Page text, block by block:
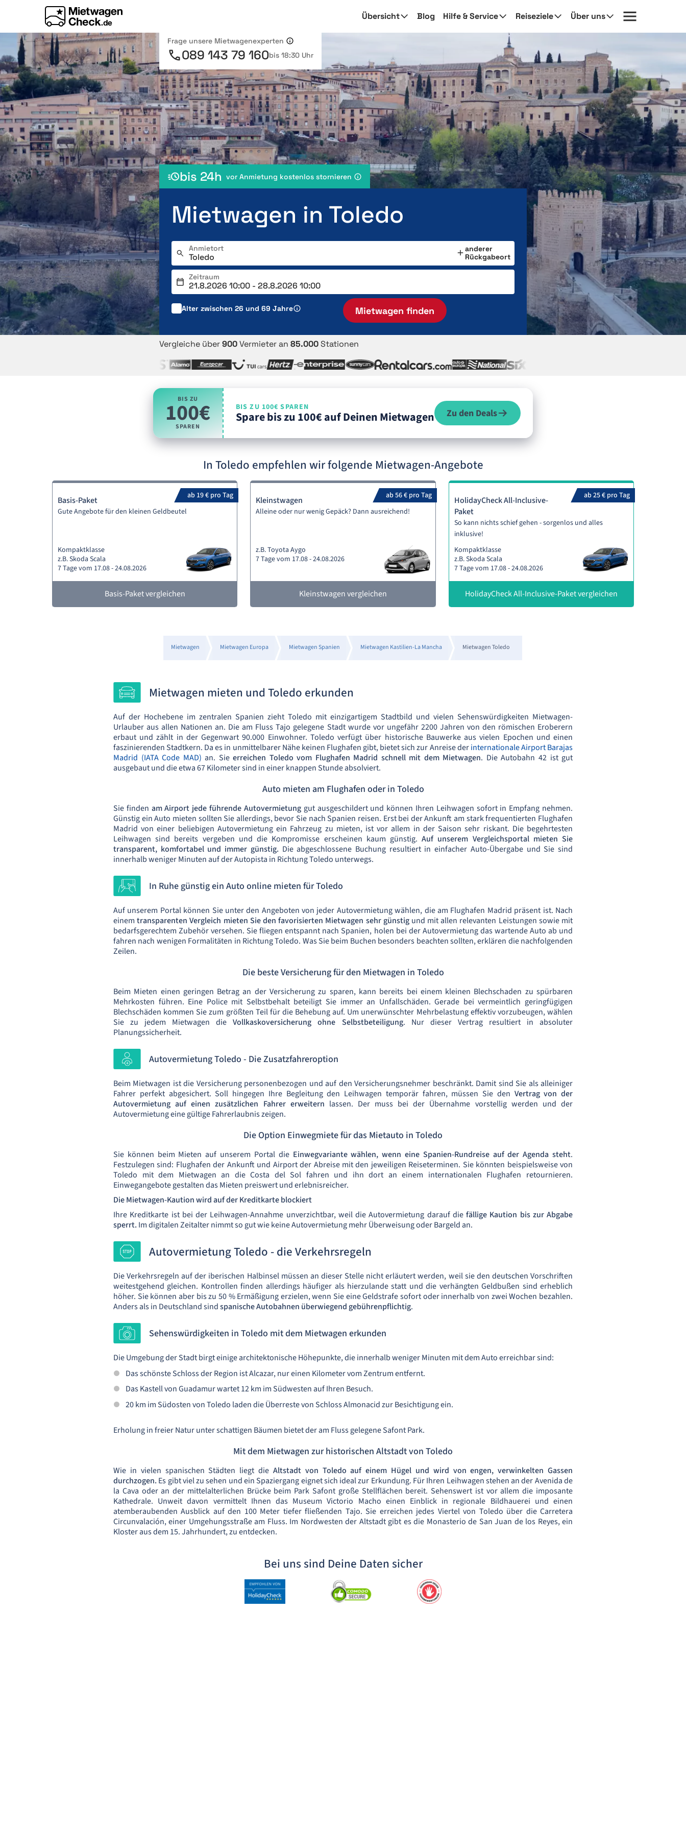
Übersicht Blog Hilfe & Service Reiseziele Über uns
Frage unsere Mietwagenexperten
089 143 79 160bis 18:30 Uhr
bis 24h vor Anmietung kostenlos stornieren
Mietwagen in Toledo
Anmietort
anderer
Rückgabeort
Zeitraum
Alter zwischen 26 und 69 Jahre Mietwagen finden
Vergleiche über900Vermieter an 85.000Stationen
BIS ZU
100€
SPAREN
BIS ZU 100€ SPAREN
Spare bis zu 100€ auf Deinen Mietwagen Zu den Deals
In Toledo empfehlen wir folgende Mietwagen-Angebote
ab 19 € pro Tag
Basis-Paket
Gute Angebote für den kleinen Geldbeutel
Kompaktklasse
z.B. Skoda Scala
7 Tage vom 17.08 - 24.08.2026
Basis-Paket vergleichen
ab 56 € pro Tag
Kleinstwagen
Alleine oder nur wenig Gepäck? Dann ausreichend!
z.B. Toyota Aygo
7 Tage vom 17.08 - 24.08.2026
Kleinstwagen vergleichen
ab 25 € pro Tag
HolidayCheck All-Inclusive-
Paket
So kann nichts schief gehen - sorgenlos und alles
inklusive!
Kompaktklasse
z.B. Skoda Scala
7 Tage vom 17.08 - 24.08.2026
HolidayCheck All-Inclusive-Paket vergleichen
Mietwagen Mietwagen Europa Mietwagen Spanien Mietwagen Kastilien-La Mancha Mietwagen Toledo
Mietwagen mieten und Toledo erkunden
Auf der Hochebene im zentralen Spanien zieht Toledo mit einzigartigem Stadtbild und vielen Sehenswürdigkeiten Mietwagen-
Urlauber aus allen Nationen an. Die am Fluss Tajo gelegene Stadt wurde vor ungefähr 2200 Jahren von den römischen Eroberern
erbaut und zählt in der Gegenwart 90.000 Einwohner. Toledo verfügt über historische Bauwerke aus vielen Epochen und einen
faszinierenden Stadtkern. Da es in unmittelbarer Nähe keinen Flughafen gibt, bietet sich zur Anreise derinternationale Airport Barajas
Madrid (IATA Code MAD) an. Sieerreichen Toledo vom Flughafen Madrid schnell mit dem Mietwagen. Die Autobahn 42 ist gut
ausgebaut und die etwa 67 Kilometer sind in einer knappen Stunde absolviert.
Auto mieten am Flughafen oder in Toledo
Sie finden am Airport jede führende Autovermietunggut ausgeschildert und können Ihren Leihwagen sofort in Empfang nehmen.
Günstig ein Auto mieten sollten Sie allerdings, bevor Sie nach Spanien reisen. Erst bei der Ankunft am stark frequentierten Flughafen
Madrid von einer beliebigen Autovermietung ein Fahrzeug zu mieten, ist vor allem in der Saison sehr riskant. Die begehrtesten
Leihwagen sind bereits vergeben und die Kompromisse erscheinen kaum günstig.Auf unserem Vergleichsportal mieten Sie
transparent, komfortabel und immer günstig. Die abgeschlossene Buchung resultiert in einfacher Auto-Übergabe und Sie sind
innerhalb weniger Minuten auf der Autopista in Richtung Toledo unterwegs.
In Ruhe günstig ein Auto online mieten für Toledo
Auf unserem Portal können Sie unter den Angeboten von jeder Autovermietung wählen, die am Flughafen Madrid präsent ist. Nach
einemtransparenten Vergleich mieten Sie den favorisierten Mietwagen sehr günstig und mit allen relevanten Leistungen sowie mit
bedarfsgerechtem Zubehör versehen. Sie fliegen entspannt nach Spanien, holen bei der Autovermietung das wartende Auto ab und
fahren nach wenigen Formalitäten in Richtung Toledo. Was Sie beim Buchen besonders beachten sollten, erklären die nachfolgenden
Zeilen.
Die beste Versicherung für den Mietwagen in Toledo
Beim Mieten einen geringen Betrag an der Versicherung zu sparen, kann bereits bei einem kleinen Blechschaden zu spürbaren
Mehrkosten führen. Eine Police mit Selbstbehalt beteiligt Sie immer an Unfallschäden. Gerade bei vermeintlich geringfügigen
Blechschäden kommen Sie zum größten Teil für die Behebung auf. Um unerwünschter Mehrbelastung effektiv vorzubeugen, wählen
Sie zu jedem Mietwagen dieVollkaskoversicherung ohne Selbstbeteiligung. Nur dieser Vertrag resultiert in absoluter
Planungssicherheit.
Autovermietung Toledo - Die Zusatzfahreroption
Beim Mietwagen ist die Versicherung personenbezogen und auf den Versicherungsnehmer beschränkt. Damit sind Sie als alleiniger
Fahrer perfekt abgesichert. Soll hingegen Ihre Begleitung den Leihwagen temporär fahren, müssen Sie den Vertrag von der
Autovermietung auf einen zusätzlichen Fahrer erweitern lassen. Der muss bei der Übernahme vorstellig werden und der
Autovermietung eine gültige Fahrerlaubnis zeigen.
Die Option Einwegmiete für das Mietauto in Toledo
Sie können beim Mieten auf unserem Portal die Einwegvariante wählen, wenn eine Spanien-Rundreise auf der Agenda steht.
Festzulegen sind: Flughafen der Ankunft und Airport der Abreise mit den jeweiligen Reiseterminen. Sie könnten beispielsweise von
Toledo mit dem Mietwagen an die Costa del Sol fahren und ihn dort an einem internationalen Flughafen retournieren.
Einwegangebote gestalten das Mieten preiswert und erlebnisreicher.
Die Mietwagen-Kaution wird auf der Kreditkarte blockiert
Ihre Kreditkarte ist bei der Leihwagen-Annahme unverzichtbar, weil die Autovermietung darauf die fällige Kaution bis zur Abgabe
sperrt. Im digitalen Zeitalter nimmt so gut wie keine Autovermietung mehr Überweisung oder Bargeld an.
Autovermietung Toledo - die Verkehrsregeln
Die Verkehrsregeln auf der iberischen Halbinsel müssen an dieser Stelle nicht erläutert werden, weil sie den deutschen Vorschriften
weitestgehend gleichen. Kontrollen finden allerdings häufiger als hierzulande statt und die verhängten Geldbußen sind erheblich
höher. Sie können aber bis zu 50 % Ermäßigung erzielen, wenn Sie eine Geldstrafe sofort oder innerhalb von zwei Wochen bezahlen.
Anders als in Deutschland sindspanische Autobahnen überwiegend gebührenpflichtig.
Sehenswürdigkeiten in Toledo mit dem Mietwagen erkunden
Die Umgebung der Stadt birgt einige architektonische Höhepunkte, die innerhalb weniger Minuten mit dem Auto erreichbar sind:
Das schönste Schloss der Region ist Alcazar, nur einen Kilometer vom Zentrum entfernt.
Das Kastell von Guadamur wartet 12 km im Südwesten auf Ihren Besuch.
20 km im Südosten von Toledo laden die Überreste von Schloss Almonacid zur Besichtigung ein.
Erholung in freier Natur unter schattigen Bäumen bietet der am Fluss gelegene Safont Park.
Mit dem Mietwagen zur historischen Altstadt von Toledo
Wie in vielen spanischen Städten liegt die Altstadt von Toledo auf einem Hügel und wird von engen, verwinkelten Gassen
durchzogen. Es gibt viel zu sehen und ein Spaziergang eignet sich ideal zur Erkundung. Für Ihren Leihwagen stehen an der Avenida de
la Cava oder an der mittelalterlichen Brücke beim Park Safont große Stellflächen bereit. Sehenswert ist vor allem die imposante
Kathedrale. Unweit davon vermittelt Ihnen das Museum Victorio Macho einen Einblick in regionale Bildhauerei und einen
atemberaubenden Ausblick auf den 100 Meter tiefer fließenden Tajo. Sie erreichen jedes Viertel von Toledo über die Carretera
Circunvalación, einer Umgehungsstraße am Fluss. Im Nordwesten der Altstadt gibt es die Monasterio de San Juan de los Reyes, ein
Kloster aus dem 15. Jahrhundert, zu entdecken.
Bei uns sind Deine Daten sicher